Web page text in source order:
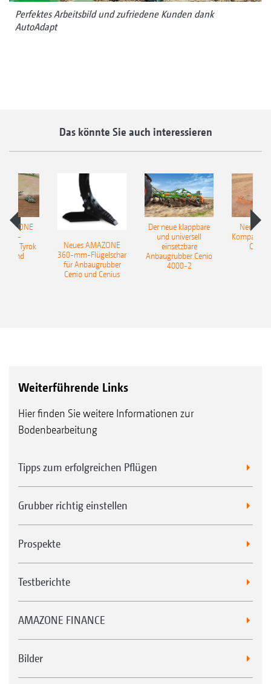
Perfektes Arbeitsbild und zufriedene Kunden dank
AutoAdapt
Das könnte Sie auch interessieren
Tyrok
Neues AMAZONE
360-mm-Flügelschar
für Anbaugrubber
Cenio und Cenius
Der neue klappbare
und universell
einsetzbare
Anbaugrubber Cenio
4000-2
Neue
Weiterführende Links
Hier finden Sie weitere Informationen zur
Bodenbearbeitung
Tipps zum erfolgreichen Pflügen
Grubber richtig einstellen
Prospekte
Testberichte
AMAZONE FINANCE
Bilder